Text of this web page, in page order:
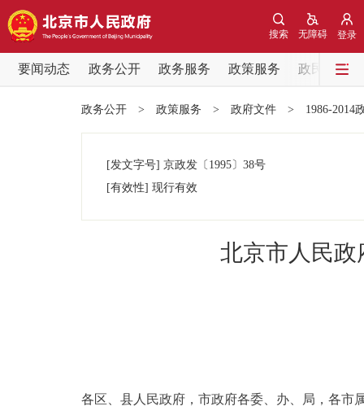
登录
无障碍
搜索
要闻动态 政务公开 政务服务 政策服务
政民互动
党中央精神
决策公开
政务公开 > 政策服务 > 政府文件 > 1986-2014
[发文字号] 京政发 〔1995〕 38号
[有效性] 现行有效
北京市人民政
各区、县人民政府，市政府各委、办、局，各市